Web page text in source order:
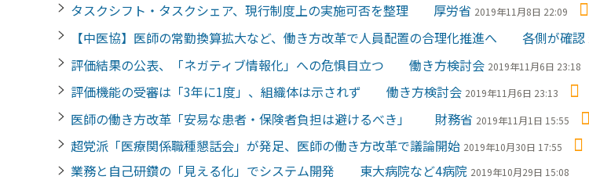
タスクシフト・タスクシェア、現行制度上の実施可否を整理 厚労省 2019年11月8日 22:09
【中医協】医師の常勤換算拡大など、働き方改革で人員配置の合理化推進へ 各側が確認
評価結果の公表、「ネガティブ情報化」への危惧目立つ 働き方検討会 2019年11月6日 23:18
評価機能の受審は「3年に1度」、組織体は示されず 働き方検討会 2019年11月6日 23:13
医師の働き方改革「安易な患者・保険者負担は避けるべき」 財務省 2019年11月1日 15:55
超党派「医療関係職種懇話会」が発足、医師の働き方改革で議論開始 2019年10月30日 17:55
業務と自己研鑽の「見える化」でシステム開発 東大病院など4病院 2019年10月29日 15:08